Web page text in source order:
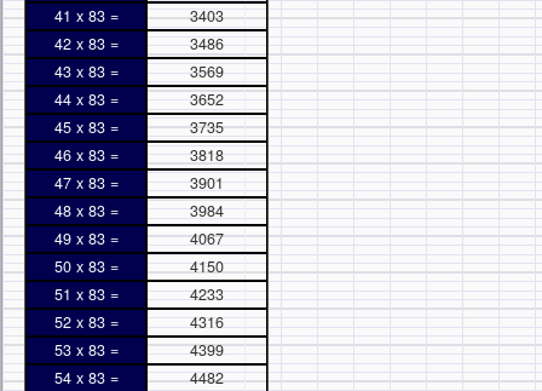
41 x 83 =
3403
42 x 83 =
3486
43 x 83 =
3569
44 x 83 =
3652
45 x 83 =
3735
46 x 83 =
3818
47 x 83 =
3901
48 x 83 =
3984
49 x 83 =
4067
50 x 83 =
4150
51 x 83 =
4233
52 x 83 =
4316
53 x 83 =
4399
54 x 83 =
4482